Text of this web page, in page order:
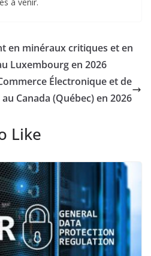
en minéraux critiques et en
Luxembourg en 2026
Électronique et de
Canada (Québec) en 2026
Like